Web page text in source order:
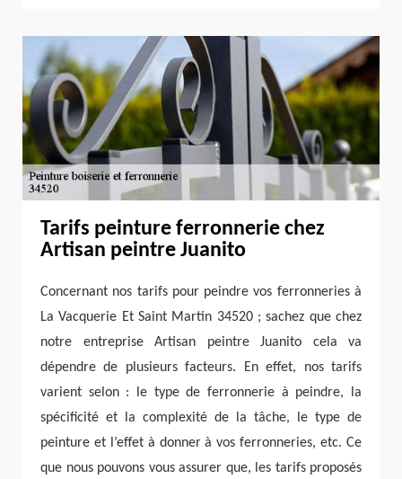
Tarifs peinture ferronnerie chez
Artisan peintre Juanito
Concernant nos tarifs pour peindre vos ferronneries à
La Vacquerie Et Saint Martin 34520 ; sachez que chez
notre entreprise Artisan peintre Juanito cela va
dépendre de plusieurs facteurs. En effet, nos tarifs
varient selon : le type de ferronnerie à peindre, la
spécificité et la complexité de la tâche, le type de
peinture et l’effet à donner à vos ferronneries, etc. Ce
que nous pouvons vous assurer que, les tarifs proposés